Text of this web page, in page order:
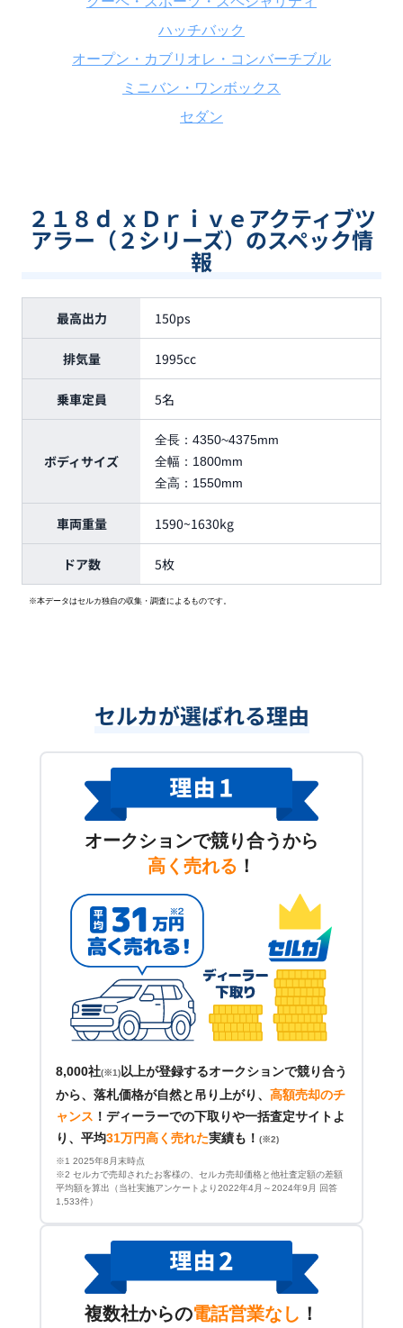
ハッチバック
オープン・カブリオレ・コンバーチブル
ミニバン・ワンボックス
セダン
２１８ｄ ｘＤｒｉｖｅアクティブツ
アラー（２シリーズ）のスペック情
報
最高出力 150ps
排気量 1995cc
乗車定員 5名
ボディサイズ
全長： 4350~4375mm
全幅： 1800mm
全高： 1550mm
車両重量 1590~1630kg
ドア数 5枚
※本データはセルカ独自の収集・調査によるものです。
セルカが選ばれる理由
オークションで競り合うから
高く売れる ！
8,000社(※1)以上が登録するオークションで競り合う
から、落札価格が自然と吊り上がり、 高額売却のチ
ャンス ！ ディーラーでの下取りや一括査定サイトよ
り、平均31万円高く売れた実績も！ (※2)
※1 2025年8月末時点
※2 セルカで売却されたお客様の、セルカ売却価格と他社査定額の差額
平均額を算出（当社実施アンケートより2022年4月～2024年9月 回答
1,533件）
複数社からの電話営業なし ！